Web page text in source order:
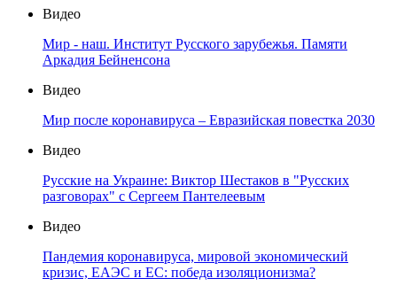
Видео
Мир - наш. Институт Русского зарубежья. Памяти
Аркадия Бейненсона
Видео
Мир после коронавируса – Евразийская повестка 2030
Видео
Русские на Украине: Виктор Шестаков в "Русских
разговорах" с Сергеем Пантелеевым
Видео
Пандемия коронавируса, мировой экономический
кризис, ЕАЭС и ЕС: победа изоляционизма?